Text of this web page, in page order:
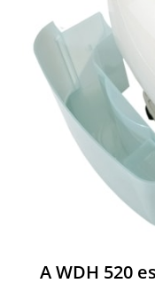
A WDH 520